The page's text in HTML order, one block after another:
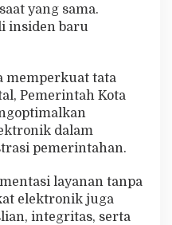
yang sama.
insiden baru
memperkuat tata
Pemerintah Kota
dalam
pemerintahan.
layanan tanpa
elektronik juga
integritas, serta